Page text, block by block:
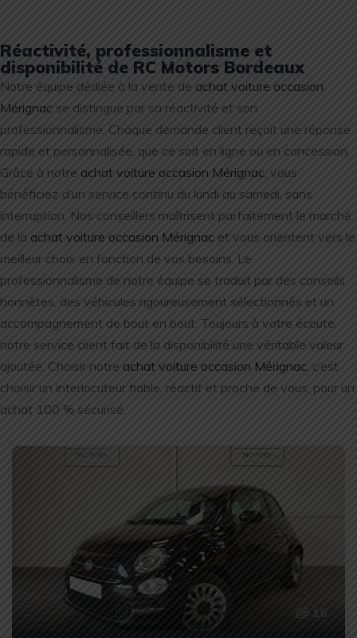
Réactivité, professionnalisme et
disponibilité de RC Motors Bordeaux
Notre équipe dédiée à la vente de achat voiture occasion
Mérignac se distingue par sa réactivité et son
professionnalisme. Chaque demande client reçoit une réponse
rapide et personnalisée, que ce soit en ligne ou en concession.
Grâce à notre achat voiture occasion Mérignac , vous
bénéficiez d’un service continu du lundi au samedi, sans
interruption. Nos conseillers maîtrisent parfaitement le marché
de la achat voiture occasion Mérignac et vous orientent vers le
meilleur choix en fonction de vos besoins. Le
professionnalisme de notre équipe se traduit par des conseils
honnêtes, des véhicules rigoureusement sélectionnés et un
accompagnement de bout en bout. Toujours à votre écoute,
notre service client fait de la disponibilité une véritable valeur
ajoutée. Choisir notre achat voiture occasion Mérignac , c’est
choisir un interlocuteur fiable, réactif et proche de vous, pour un
achat 100 % sécurisé.
16